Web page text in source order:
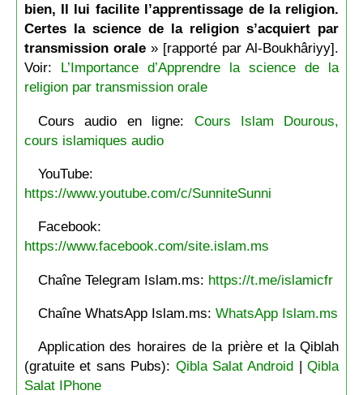
bien, Il lui facilite l’apprentissage de la religion.
Certes la science de la religion s’acquiert par
transmission orale» [rapporté par Al-Boukhâriyy].
Voir: L’Importance d’Apprendre la science de la
religion par transmission orale
Cours audio en ligne: Cours Islam Dourous,
cours islamiques audio
YouTube:
https://www.youtube.com/c/SunniteSunni
Facebook:
https://www.facebook.com/site.islam.ms
Chaîne Telegram Islam.ms: https://t.me/islamicfr
Chaîne WhatsApp Islam.ms: WhatsApp Islam.ms
Application des horaires de la prière et la Qiblah
(gratuite et sans Pubs): Qibla Salat Android |Qibla
Salat IPhone